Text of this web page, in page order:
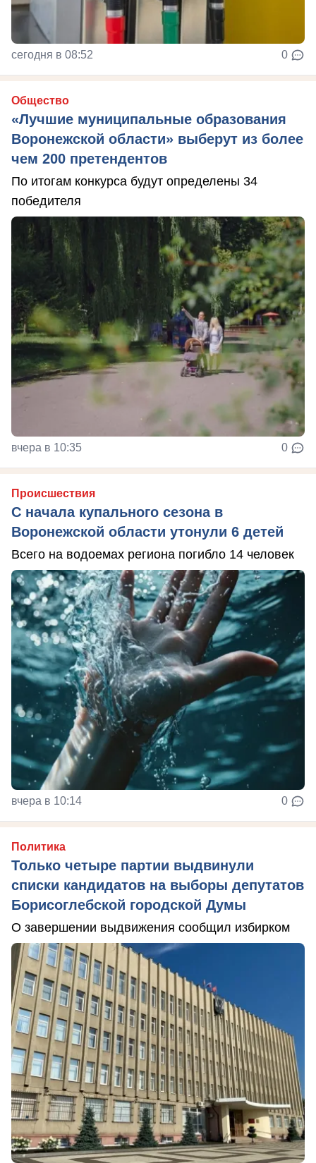
сегодня в 08:52 0
Общество
«Лучшие муниципальные образования
Воронежской области» выберут из более
чем 200 претендентов
По итогам конкурса будут определены 34
победителя
вчера в 10:35 0
Происшествия
С начала купального сезона в
Воронежской области утонули 6 детей
Всего на водоемах региона погибло 14 человек
вчера в 10:14 0
Политика
Только четыре партии выдвинули
списки кандидатов на выборы депутатов
Борисоглебской городской Думы
О завершении выдвижения сообщил избирком